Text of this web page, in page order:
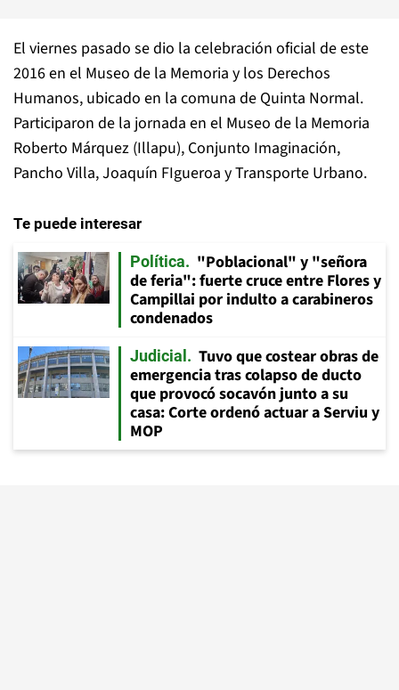
El viernes pasado se dio la celebración oficial de este
2016 en el Museo de la Memoria y los Derechos
Humanos, ubicado en la comuna de Quinta Normal.
Participaron de la jornada en el Museo de la Memoria
Roberto Márquez (Illapu), Conjunto Imaginación,
Pancho Villa, Joaquín FIgueroa y Transporte Urbano.
Te puede interesar
Política
"Poblacional" y "señora
de feria": fuerte cruce entre Flores y
Campillai por indulto a carabineros
condenados
Judicial
Tuvo que costear obras de
emergencia tras colapso de ducto
que provocó socavón junto a su
casa: Corte ordenó actuar a Serviu y
MOP